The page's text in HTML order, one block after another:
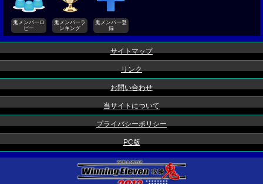
鬼メンバーロ
ビー
鬼メンバーラ
ンキング
鬼メンバー登
録
サイトマップ
リンク
お問い合わせ
当サイトについて
プライバシーポリシー
PC版